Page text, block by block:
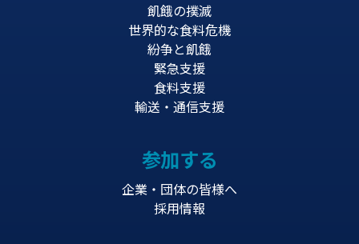
飢餓の撲滅
世界的な食料危機
紛争と飢餓
緊急支援
食料支援
輸送・通信支援
参加する
企業・団体の皆様へ
採用情報